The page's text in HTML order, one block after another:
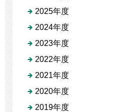
2025年度
2024年度
2023年度
2022年度
2021年度
2020年度
2019年度